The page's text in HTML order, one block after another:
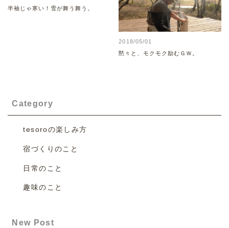
半袖じゃ寒い！雪が舞う舞う。
2018/05/01
黙々と、モクモク励むＧＷ。
Category
tesoroの楽しみ方
宿づくりのこと
日常のこと
趣味のこと
New Post